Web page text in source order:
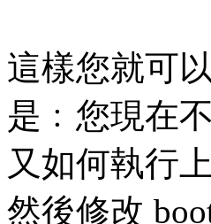
這樣您就可
是﹕您現在
又如何執行
然後修改